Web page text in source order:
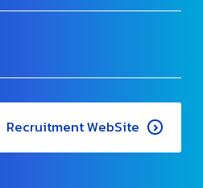
Recruitment WebSite